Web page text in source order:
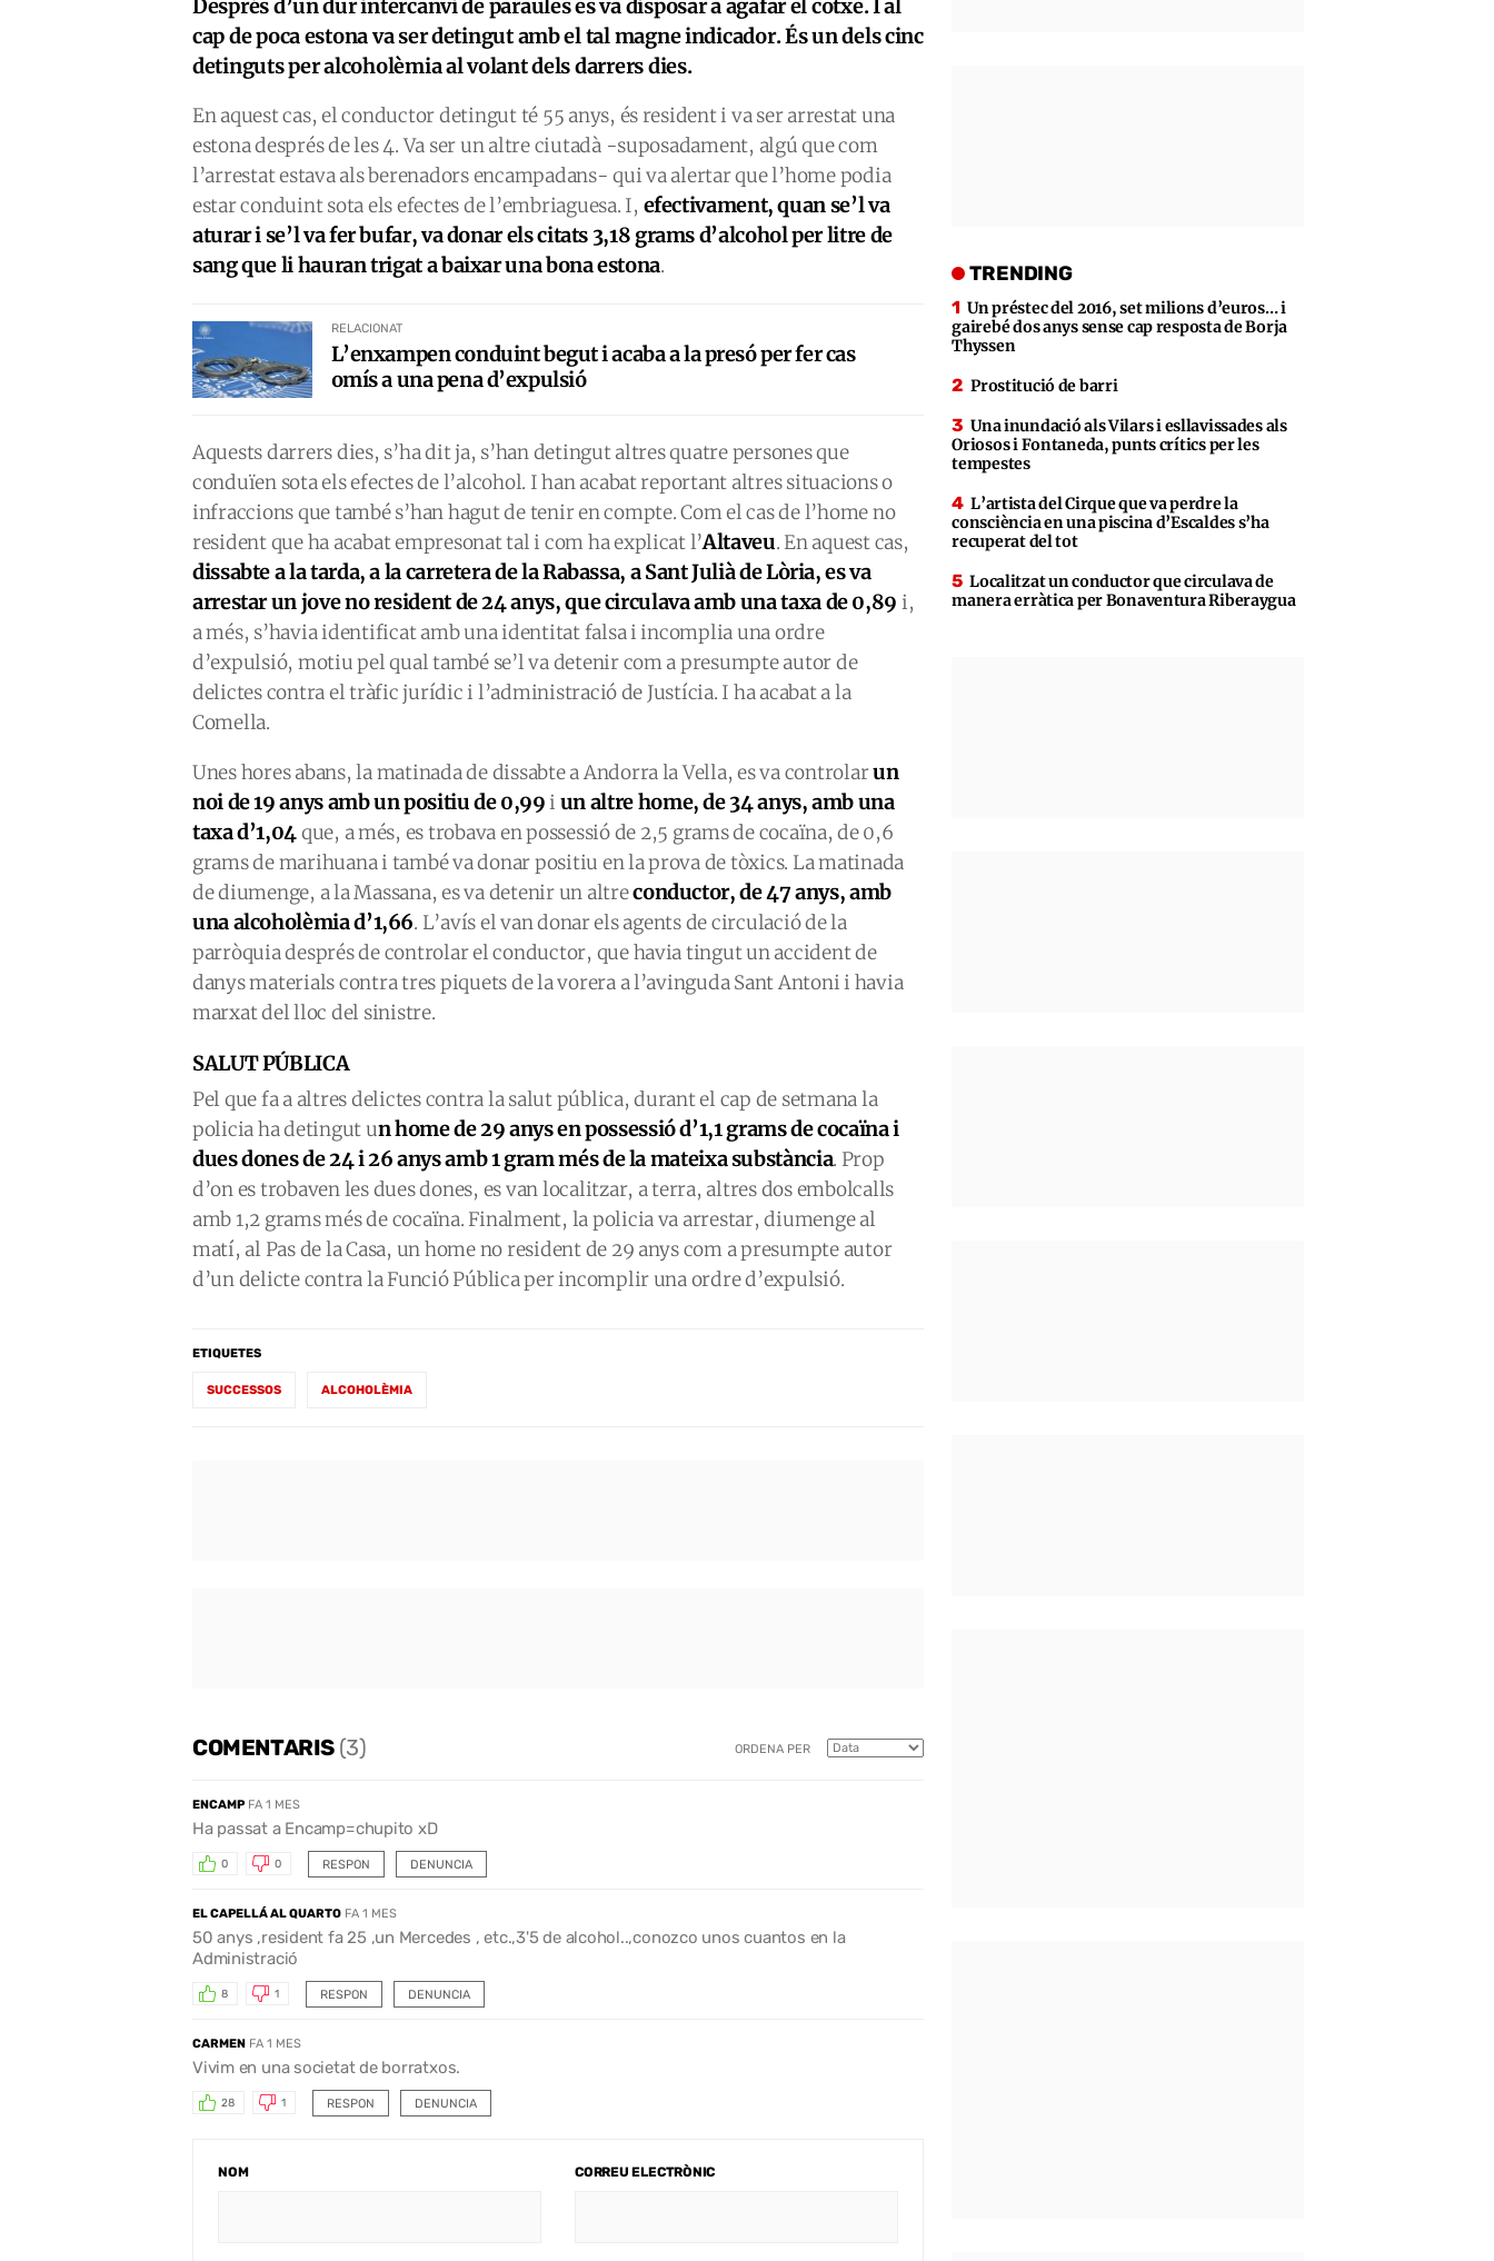
Després d’un dur intercanvi de paraules es va disposar a agafar el cotxe. I al
cap de poca estona va ser detingut amb el tal magne indicador. És un dels cinc
detinguts per alcoholèmia al volant dels darrers dies.
En aquest cas, el conductor detingut té 55 anys, és resident i va ser arrestat una
estona després de les 4. Va ser un altre ciutadà -suposadament, algú que com
l’arrestat estava als berenadors encampadans- qui va alertar que l’home podia
estar conduint sota els efectes de l’embriaguesa. I, efectivament, quan se’l va
aturar i se’l va fer bufar, va donar els citats 3,18 grams d’alcohol per litre de
sang que li hauran trigat a baixar una bona estona.
RELACIONAT
L’enxampen conduint begut i acaba a la presó per fer cas
omís a una pena d’expulsió
Aquests darrers dies, s’ha dit ja, s’han detingut altres quatre persones que
conduïen sota els efectes de l’alcohol. I han acabat reportant altres situacions o
infraccions que també s’han hagut de tenir en compte. Com el cas de l’home no
resident que ha acabat empresonat tal i com ha explicat l’Altaveu. En aquest cas,
dissabte a la tarda, a la carretera de la Rabassa, a Sant Julià de Lòria, es va
arrestar un jove no resident de 24 anys, que circulava amb una taxa de 0,89 i,
a més, s’havia identificat amb una identitat falsa i incomplia una ordre
d’expulsió, motiu pel qual també se’l va detenir com a presumpte autor de
delictes contra el tràfic jurídic i l’administració de Justícia. I ha acabat a la
Comella.
Unes hores abans, la matinada de dissabte a Andorra la Vella, es va controlarun
noi de 19 anys amb un positiu de 0,99i un altre home, de 34 anys, amb una
taxa d’1,04que, a més, es trobava en possessió de 2,5 grams de cocaïna, de 0,6
grams de marihuana i també va donar positiu en la prova de tòxics. La matinada
de diumenge, a la Massana, es va detenir un altreconductor, de 47 anys, amb
una alcoholèmia d’1,66. L’avís el van donar els agents de circulació de la
parròquia després de controlar el conductor, que havia tingut un accident de
danys materials contra tres piquets de la vorera a l’avinguda Sant Antoni i havia
marxat del lloc del sinistre.
SALUT PÚBLICA
Pel que fa a altres delictes contra la salut pública, durant el cap de setmana la
policia ha detingut un home de 29 anys en possessió d’1,1 grams de cocaïna i
dues dones de 24 i 26 anys amb 1 gram més de la mateixa substància. Prop
d’on es trobaven les dues dones, es van localitzar, a terra, altres dos embolcalls
amb 1,2 grams més de cocaïna. Finalment, la policia va arrestar, diumenge al
matí, al Pas de la Casa, un home no resident de 29 anys com a presumpte autor
d’un delicte contra la Funció Pública per incomplir una ordre d’expulsió.
ETIQUETES
SUCCESSOS ALCOHOLÈMIA
COMENTARIS (3) ORDENA PER
ENCAMP FA 1 MES
Ha passat a Encamp=chupito xD
RESPON
0 0 DENUNCIA
EL CAPELLÁ AL QUARTO FA 1 MES
50 anys ,resident fa 25 ,un Mercedes , etc.,3'5 de alcohol..,conozco unos cuantos en la
Administració
RESPON
8 1 DENUNCIA
CARMEN FA 1 MES
Vivim en una societat de borratxos.
RESPON
28 1 DENUNCIA
NOM CORREU ELECTRÒNIC
TRENDING
Un préstec del 2016, set milions d’euros… i
gairebé dos anys sense cap resposta de Borja
Thyssen
Prostitució de barri
Una inundació als Vilars i esllavissades als
Oriosos i Fontaneda, punts crítics per les
tempestes
L’artista del Cirque que va perdre la
consciència en una piscina d’Escaldes s’ha
recuperat del tot
Localitzat un conductor que circulava de
manera erràtica per Bonaventura Riberaygua